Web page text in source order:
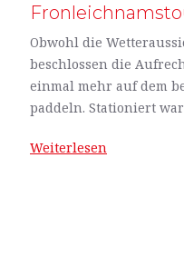
Obwohl die
beschlossen die
einmal mehr auf dem
paddeln. Stationiert
Weiterlesen